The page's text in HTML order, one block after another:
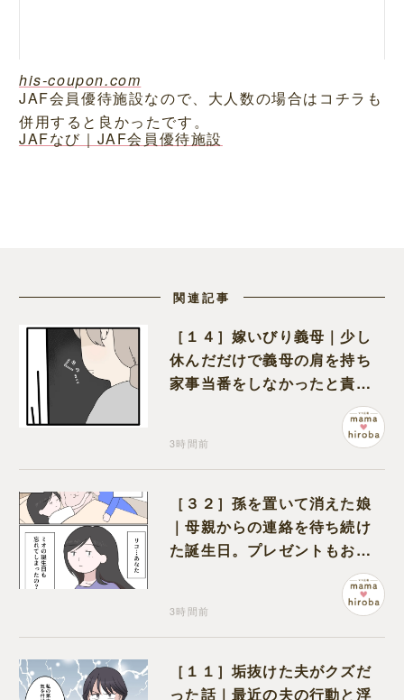
his-coupon.com
JAF会員優待施設なので、大人数の場合はコチラも
併用すると良かったです。
JAFなび｜JAF会員優待施設
関連記事
［１４］嫁いびり義母｜少し
休んだだけで義母の肩を持ち
家事当番をしなかったと責め
3時間前
［３２］孫を置いて消えた娘
｜母親からの連絡を待ち続け
た誕生日。プレゼントもお祝
3時間前
［１１］垢抜けた夫がクズだ
った話｜最近の夫の行動と浮